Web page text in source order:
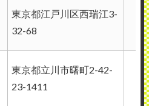
東京都江戸川区西瑞江3-
32-68
東京都立川市曙町2-42-
23-1411